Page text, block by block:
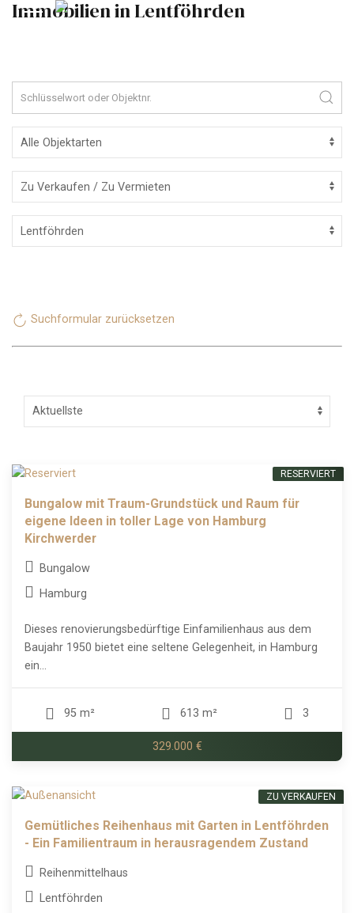
Immobilien in Lentföhrden
Suchformular zurücksetzen
Bungalow mit Traum-Grundstück und Raum für
eigene Ideen in toller Lage von Hamburg
Kirchwerder
Bungalow
Hamburg
Dieses renovierungsbedürftige Einfamilienhaus aus dem
Baujahr 1950 bietet eine seltene Gelegenheit, in Hamburg
ein...
95 m² 613 m² 3
329.000 €
RESERVIERT
Gemütliches Reihenhaus mit Garten in Lentföhrden
- Ein Familientraum in herausragendem Zustand
Reihenmittelhaus
Lentföhrden
ZU VERKAUFEN